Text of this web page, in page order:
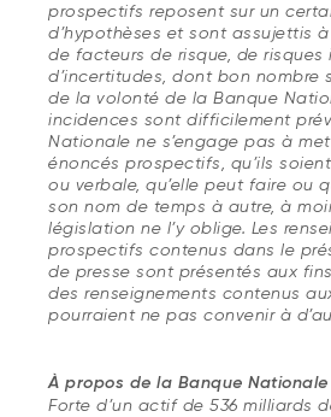
prospectifs reposent sur un
d’hypothèses et sont assujettis
de facteurs de risque, de risques
d’incertitudes, dont bon nombre
de la volonté de la Banque
incidences sont difficilement
Nationale ne s’engage pas à
énoncés prospectifs, qu’ils
ou verbale, qu’elle peut faire ou
son nom de temps à autre, à
législation ne l’y oblige. Les
prospectifs contenus dans le
de presse sont présentés aux
des renseignements contenus
pourraient ne pas convenir à
À propos de la Banque
Forte d’un actif de 536 milliards